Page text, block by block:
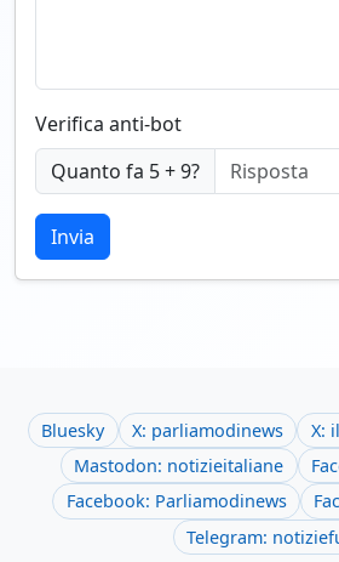
Verifica anti-bot
Quanto fa 5 + 9?
Invia
Bluesky X: parliamodinews
X:
Mastodon: notizieitaliane
Facebook: Parliamodinews
Telegram: